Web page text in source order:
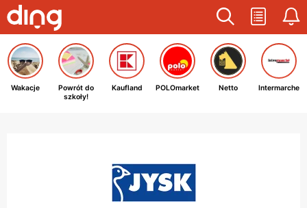
Wakacje
Powrót do
szkoły!
Kaufland POLOmarket Netto Intermarche